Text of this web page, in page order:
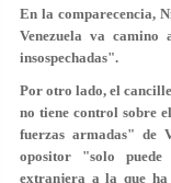
En la comparecencia,
Venezuela va camino
insospechadas".
Por otro lado, el
no tiene control sobre
fuerzas armadas" de
opositor "solo
extranjera a la que ha